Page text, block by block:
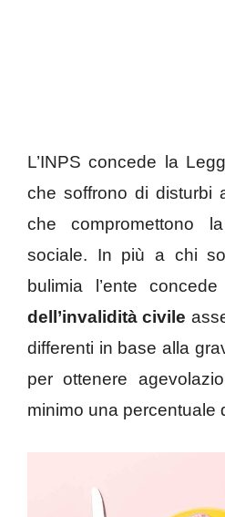
L’INPS concede la
che soffrono di disturbi
che compromettono
sociale. In più a chi
bulimia l’ente
dell’invalidità civile
differenti in base alla
per ottenere
minimo una percentuale